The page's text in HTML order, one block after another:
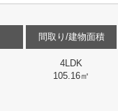
間取り/建物面積
4LDK
105.16㎡